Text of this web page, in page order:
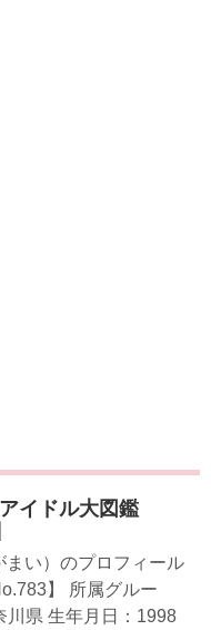
イドル大図鑑
まい）のプロフィール
】 所属グルー
川県 生年月日：1998